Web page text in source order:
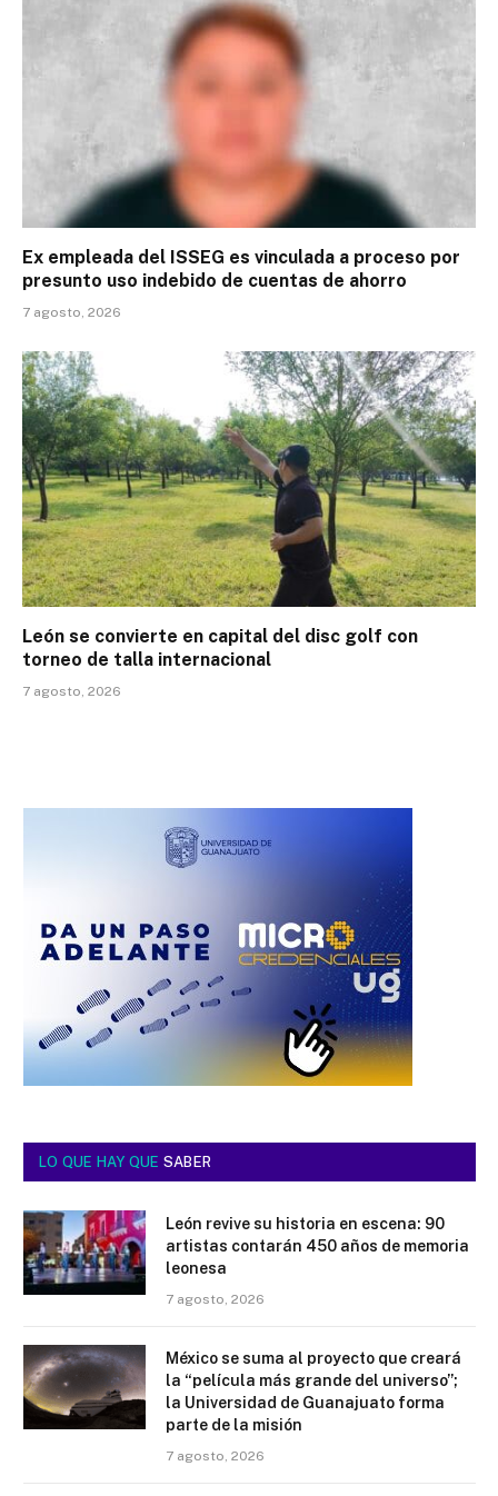
Ex empleada del ISSEG es vinculada a proceso por
presunto uso indebido de cuentas de ahorro
7 agosto, 2026
León se convierte en capital del disc golf con
torneo de talla internacional
7 agosto, 2026
LO QUE HAY QUE SABER
León revive su historia en escena: 90
artistas contarán 450 años de memoria
leonesa
7 agosto, 2026
México se suma al proyecto que creará
la “película más grande del universo”;
la Universidad de Guanajuato forma
parte de la misión
7 agosto, 2026